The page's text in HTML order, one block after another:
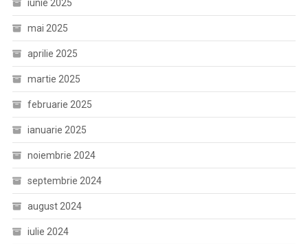
iunie 2025
mai 2025
aprilie 2025
martie 2025
februarie 2025
ianuarie 2025
noiembrie 2024
septembrie 2024
august 2024
iulie 2024